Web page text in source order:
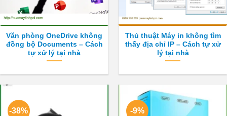
Văn phòng OneDrive không
đồng bộ Documents – Cách
tự xử lý tại nhà
Thủ thuật Máy in không tìm
thấy địa chỉ IP – Cách tự xử
lý tại nhà
-38% -9%